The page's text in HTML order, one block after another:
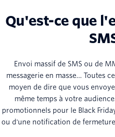
Qu'est-ce que
Envoi massif de SMS ou de
messagerie en masse… Toutes
moyen de dire que vous
même temps à votre
promotionnels pour le Black
ou d'une notification de